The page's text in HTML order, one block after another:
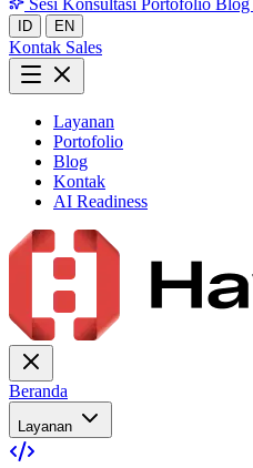
Sesi Konsultasi Portofolio Blog
ID EN
Kontak Sales
Layanan
Portofolio
Blog
Kontak
AI Readiness
Beranda
Layanan